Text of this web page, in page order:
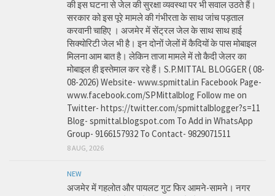
की इस घटना से जेल की सुरक्षा व्यवस्था पर भी सवाल उठते हैं।
सरकार को इस पूरे मामले की गंभीरता के साथ जांच पड़ताल
करवानी चाहिए । अजमेर में सेंट्रल जेल के साथ साथ हाई
सिक्योरिटी जेल भी है। इन दोनों जेलों में कैदियों के पास मोबाइल
मिलना आम बात है। लेकिन ताजा मामले में तो कैदी जेलर का
मोबाइल ही इस्तेमाल कर रहे हैं। S.P.MITTAL BLOGGER ( 08-
08-2026) Website- www.spmittal.in Facebook Page-
www.facebook.com/SPMittalblog Follow me on
Twitter- https://twitter.com/spmittalblogger?s=11
Blog- spmittal.blogspot.com To Add in WhatsApp
Group- 9166157932 To Contact- 9829071511
8 AUG, 2026
NEW
अजमेर में गहलोत और पायलट गुट फिर आमने-सामने। नगर